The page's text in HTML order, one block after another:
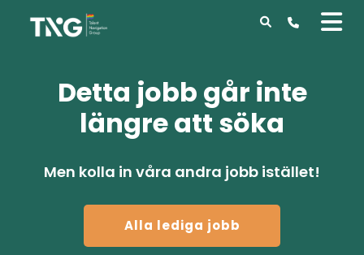
Detta jobb går inte
längre att söka
Men kolla in våra andra jobb istället!
Alla lediga jobb